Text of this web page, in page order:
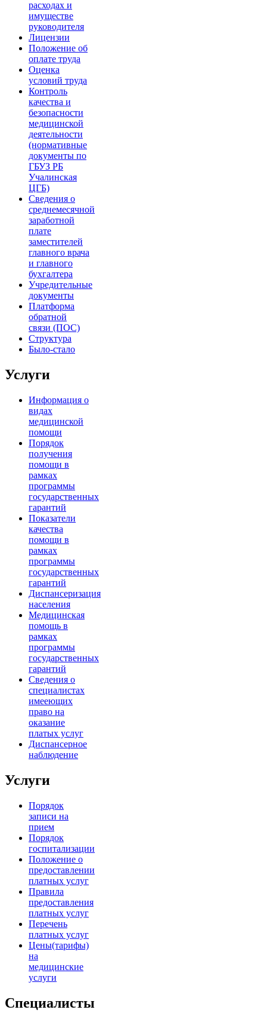
расходах и
имуществе
руководителя
Лицензии
Положение об
оплате труда
Оценка
условий труда
Контроль
качества и
безопасности
медицинской
деятельности
(нормативные
документы по
ГБУЗ РБ
Учалинская
ЦГБ)
Сведения о
среднемесячной
заработной
плате
заместителей
главного врача
и главного
бухгалтера
Учредительные
документы
Платформа
обратной
связи (ПОС)
Структура
Было-стало
Услуги
Информация о
видах
медицинской
помощи
Порядок
получения
помощи в
рамках
программы
государственных
гарантий
Показатели
качества
помощи в
рамках
программы
государственных
гарантий
Диспансеризация
населения
Медицинская
помощь в
рамках
программы
государственных
гарантий
Сведения о
специалистах
имееющих
право на
оказание
платых услуг
Диспансерное
наблюдение
Услуги
Порядок
записи на
прием
Порядок
госпитализации
Положение о
предоставлении
платных услуг
Правила
предоставления
платных услуг
Перечень
платных услуг
Цены(тарифы)
на
медицинские
услуги
Специалисты